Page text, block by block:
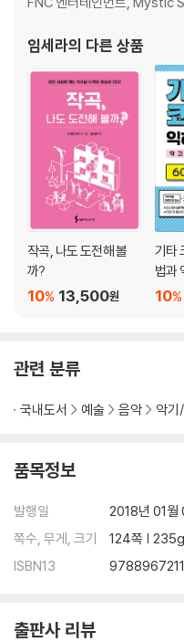
Chapter : 4 정리 62
잠시 쉬어가기 66
복습 테스트 67
제5장 「dim7」와 「aug」코드
「dim7」코드는 「7」코드에서
「dim7」코드에 옆으로법칙을
「aug」코드는 ?를 반음 올린다
「aug」코드에 옆으로법칙을 적
기초 이론 74
?과 ?은 바레의 양 날개 76
Chapter : 5 정리 77
분수코드의 대표적인 2가지 타
분수코드는 코드진행과 함께 익
분자의 움직임을 편곡하자 87
클리셰라는 필살기 88
복습 테스트 89
제7장 코드 폼이 무한대로 늘어
임세라의 다른 상품
작곡, 나도 도전해 볼
까?
13,500원
10%
기타
법과
10%
관련 분류
국내도서 예술 음악 악기
품목정보
발행일
2018년 01월
쪽수, 무게, 크기
124쪽 |
ISBN13
출판사 리뷰